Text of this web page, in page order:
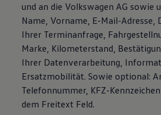
und an die Volkswagen AG sowie
Name, Vorname, E-Mail-Adresse,
Ihrer Terminanfrage,
Marke, Kilometerstand,
Ihrer Datenverarbeitung,
Ersatzmobilität. Sowie optional:
Telefonnummer, KFZ-
dem Freitext Feld.